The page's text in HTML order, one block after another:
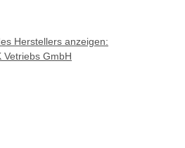
Herstellers anzeigen:
Vetriebs GmbH